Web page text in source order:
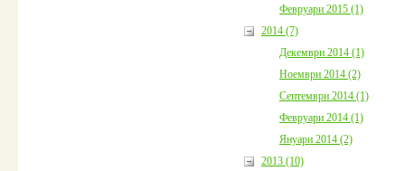
Февруари 2015 (1)
2014 (7)
Декември 2014 (1)
Ноември 2014 (2)
Септември 2014 (1)
Февруари 2014 (1)
Януари 2014 (2)
2013 (10)